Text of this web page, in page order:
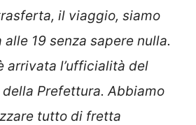
il viaggio, siamo
19 senza sapere nulla.
arrivata l’ufficialità del
Prefettura. Abbiamo
tutto di fretta